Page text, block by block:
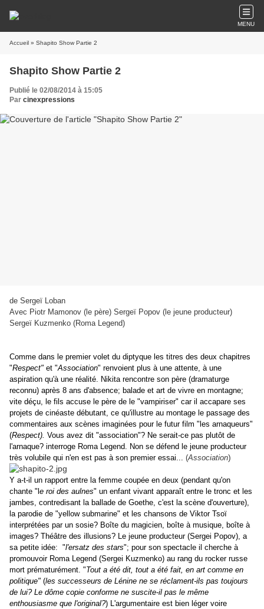
MENU
Accueil » Shapito Show Partie 2
Shapito Show Partie 2
Publié le 02/08/2014 à 15:05
Par cinexpressions
de Sergeï Loban
Avec Piotr Mamonov (le père) Sergeï Popov (le jeune producteur)
Sergeï Kuzmenko (Roma Legend)
Comme dans le premier volet du diptyque les titres des deux chapitres
"Respect" et "Association" renvoient plus à une attente, à une
aspiration qu'à une réalité. Nikita rencontre son père (dramaturge
reconnu) après 8 ans d'absence; balade et art de vivre en montagne;
vite déçu, le fils accuse le père de le "vampiriser" car il accapare ses
projets de cinéaste débutant, ce qu'illustre au montage le passage des
commentaires aux scènes imaginées pour le futur film "les arnaqueurs"
(Respect). Vous avez dit "association"? Ne serait-ce pas plutôt de
l'arnaque? interroge Roma Legend. Non se défend le jeune producteur
très volubile qui n'en est pas à son premier essai... (Association)
Y a-t-il un rapport entre la femme coupée en deux (pendant qu'on
chante "l e roi des aulnes" un enfant vivant apparaît entre le tronc et les
jambes, contredisant la ballade de Goethe, c'est la scène d'ouverture),
la parodie de "yellow submarine" et les chansons de Viktor Tsoï
interprétées par un sosie? Boîte du magicien, boîte à musique, boîte à
images? Théâtre des illusions? Le jeune producteur (Sergei Popov), a
sa petite idée: "l'ersatz des stars"; pour son spectacle il cherche à
promouvoir Roma Legend (Sergei Kuzmenko) au rang du rocker russe
mort prématurément. "Tout a été dit, tout a été fait, en art comme en
politique" (les successeurs de Lénine ne se réclament-ils pas toujours
de lui? Le dôme copie conforme ne suscite-il pas le même
enthousiasme que l'original?) L'argumentaire est bien léger voire